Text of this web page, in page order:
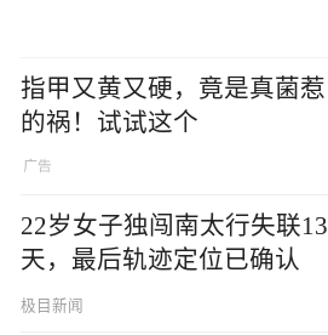
指甲又黄又硬，竟是真菌惹
的祸！试试这个
22岁女子独闯南太行失联13
天，最后轨迹定位已确认
极目新闻